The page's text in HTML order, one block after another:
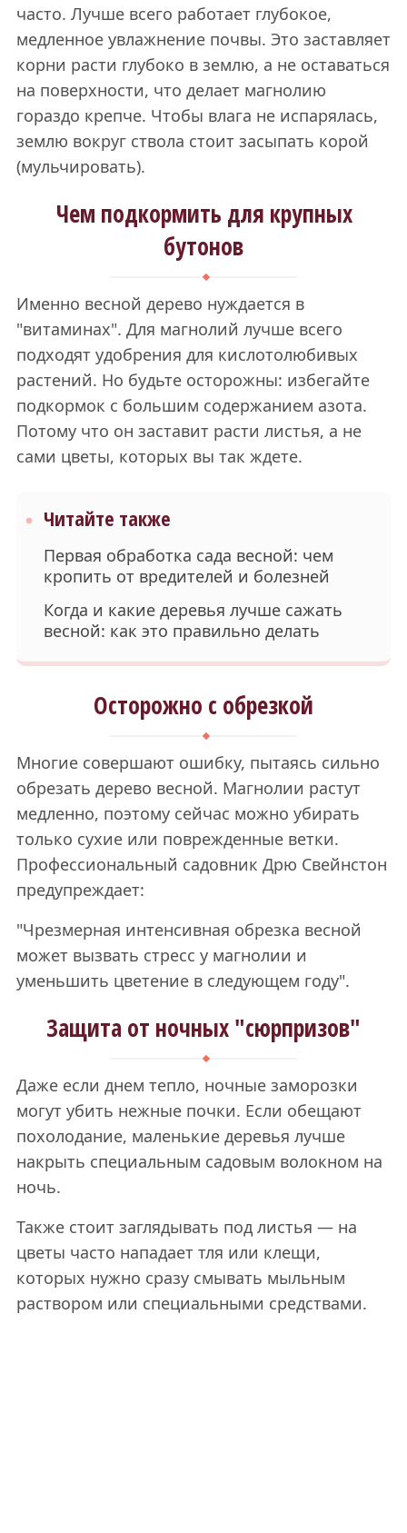
часто. Лучше всего работает глубокое,
медленное увлажнение почвы. Это заставляет
корни расти глубоко в землю, а не оставаться
на поверхности, что делает магнолию
гораздо крепче. Чтобы влага не испарялась,
землю вокруг ствола стоит засыпать корой
(мульчировать).
Чем подкормить для крупных
бутонов
Именно весной дерево нуждается в
"витаминах". Для магнолий лучше всего
подходят удобрения для кислотолюбивых
растений. Но будьте осторожны: избегайте
подкормок с большим содержанием азота.
Потому что он заставит расти листья, а не
сами цветы, которых вы так ждете.
Читайте также
Первая обработка сада весной: чем
кропить от вредителей и болезней
Когда и какие деревья лучше сажать
весной: как это правильно делать
Осторожно с обрезкой
Многие совершают ошибку, пытаясь сильно
обрезать дерево весной. Магнолии растут
медленно, поэтому сейчас можно убирать
только сухие или поврежденные ветки.
Профессиональный садовник Дрю Свейнстон
предупреждает:
"Чрезмерная интенсивная обрезка весной
может вызвать стресс у магнолии и
уменьшить цветение в следующем году".
Защита от ночных "сюрпризов"
Даже если днем тепло, ночные заморозки
могут убить нежные почки. Если обещают
похолодание, маленькие деревья лучше
накрыть специальным садовым волокном на
ночь.
Также стоит заглядывать под листья — на
цветы часто нападает тля или клещи,
которых нужно сразу смывать мыльным
раствором или специальными средствами.